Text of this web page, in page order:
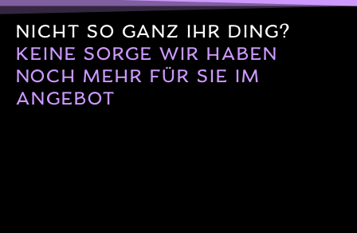
NICHT SO GANZ IHR DING?
KEINE SORGE WIR HABEN
NOCH MEHR FÜR SIE IM
ANGEBOT